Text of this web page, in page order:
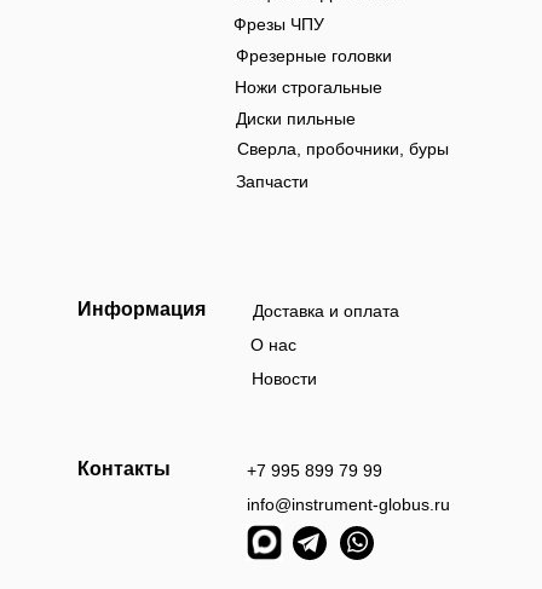
Информация
Контакты
+7 995 899 79 99
info@instrument-globus.ru
Фрезы ЧПУ
Фрезерные головки
Ножи строгальные
Диски пильные
Сверла, пробочники, буры
Запчасти
Доставка и оплата
О нас
Новости